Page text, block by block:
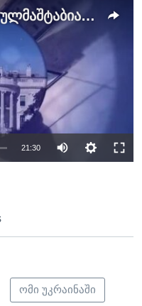
უკრაინაში რუსეთის სრულმაშტაბიანი ომის ორი წელი და სამომავლო საჭიროებები
available
21:30
ომი უკრაინაში